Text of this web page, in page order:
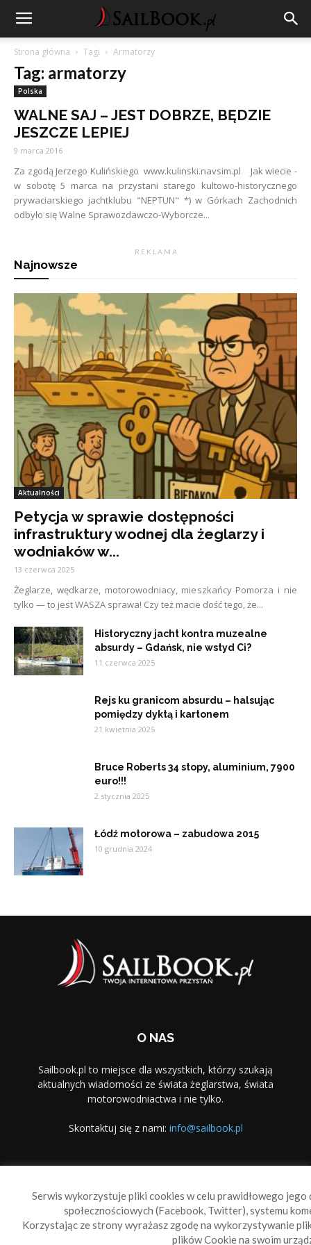
Strona główna Tagi Armatorzy
Tag: armatorzy
Polska
WALNE SAJ – JEST DOBRZE, BĘDZIE
JESZCZE LEPIEJ
9 marca 2016
Za zgodą Jerzego Kulińskiego www.kulinski.navsim.pl Jak wiecie -
w sobotę 5 marca na przystani starego kultowo-historycznego
prywaciarskiego jachtklubu "NEPTUN" *) w Górkach Zachodnich
odbyło się Walne Sprawozdawczo-Wyborcze...
R E K L A M A
Najnowsze
Aktualności
Petycja w sprawie dostępności
infrastruktury wodnej dla żeglarzy i
wodniaków w...
13 czerwca 2025
Żeglarze, wędkarze, motorowodniacy, mieszkańcy Pomorza i nie
tylko — to jest WASZA sprawa! Czy też macie dość tego, że...
Historyczny jacht kontra muzealne
absurdy – Gdańsk, nie wstyd Ci?
11 czerwca 2025
Rejs ku granicom absurdu – halsując
pomiędzy dyktą i kartonem
21 kwietnia 2025
Bruce Roberts 34 stopy, aluminium, 7900
euro!!!
2 stycznia 2025
Łódź motorowa – zabudowa 2015
10 grudnia 2024
O NAS
Sailbook.pl to miejsce dla wszystkich, którzy szukają
aktualnych wiadomości ze świata żeglarstwa, świata
motorowodniactwa i nie tylko.
Skontaktuj się z nami: info@sailbook.pl
Serwis wykorzystuje pliki cookies w celu prawidłowego
społecznościowych (Facebook, Twitter), systemu
Korzystając ze strony wyrażasz zgodę na wykorzystywanie
plików Cookie na swoim